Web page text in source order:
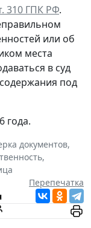
310 ГПК РФ.
или об
места
в суд
под
года.
документов,
,
Перепечатка